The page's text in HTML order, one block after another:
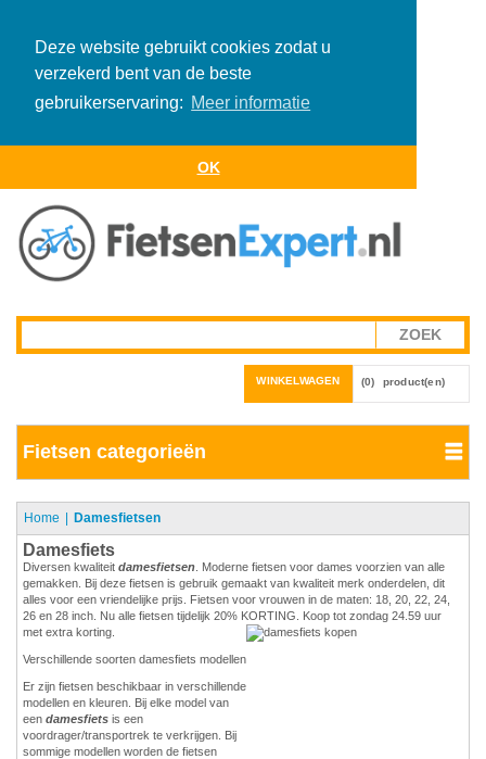
Deze website gebruikt cookies zodat u
verzekerd bent van de beste
gebruikerservaring: Meer informatie
OK
WINKELWAGEN (0) product(en)
Fietsen categorieën
Home Damesfietsen
Damesfiets
Diversen kwaliteit damesfietsen . Moderne fietsen voor dames voorzien van alle
gemakken. Bij deze fietsen is gebruik gemaakt van kwaliteit merk onderdelen, dit
alles voor een vriendelijke prijs. Fietsen voor vrouwen in de maten: 18, 20, 22, 24,
26 en 28 inch. Nu alle fietsen tijdelijk 20% KORTING. Koop tot zondag 24.59 uur
met extra korting.
Verschillende soorten damesfiets modellen
Er zijn fietsen beschikbaar in verschillende
modellen en kleuren. Bij elke model van
een damesfiets is een
voordrager/transportrek te verkrijgen. Bij
sommige modellen worden de fietsen